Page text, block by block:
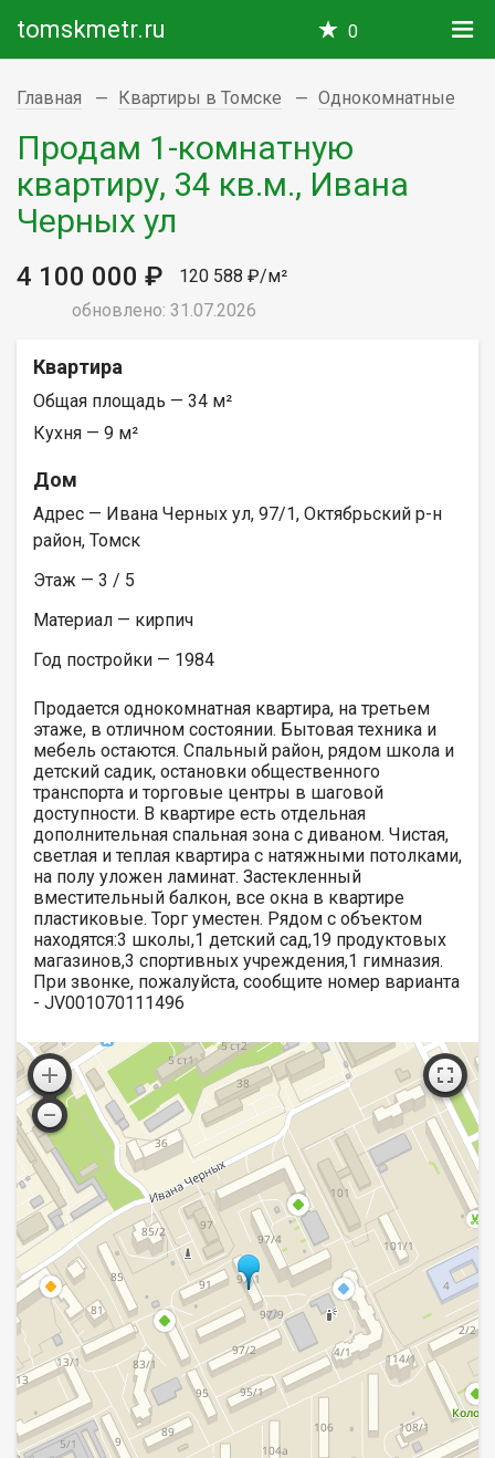
tomskmetr.ru 0
Главная Квартиры в Томске Однокомнатные
Продам 1-комнатную
квартиру, 34 кв.м., Ивана
Черных ул
4 100 000 ₽
120 588 ₽/м²
обновлено: 31.07.2026
Квартира
Общая площадь — 34 м²
Кухня — 9 м²
Дом
Адрес — Ивана Черных ул, 97/1, Октябрьский р-н
район, Томск
Этаж — 3 / 5
Материал — кирпич
Год постройки — 1984
Продается однокомнатная квартира, на третьем
этаже, в отличном состоянии. Бытовая техника и
мебель остаются. Спальный район, рядом школа и
детский садик, остановки общественного
транспорта и торговые центры в шаговой
доступности. B квартире есть отдельная
дополнительная спальная зона с диваном. Чистая,
светлая и теплая квартира с натяжными потолками,
на полу уложен ламинат. Застекленный
вместительный балкон, все окна в квартире
пластиковые. Торг уместен. Рядом с объектом
находятся:3 школы,1 детский сад,19 продуктовых
магазинов,3 спортивных учреждения,1 гимназия.
При звонке, пожалуйста, сообщите номер варианта
- JV001070111496